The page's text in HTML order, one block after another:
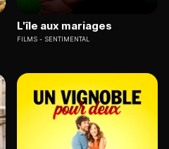
L'île aux mariages
FILMS SENTIMENTAL